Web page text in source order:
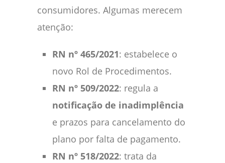
consumidores. Algumas merecem
atenção:
RN nº 465/2021: estabelece o
novo Rol de Procedimentos.
RN nº 509/2022: regula a
notificação de inadimplência
e prazos para cancelamento do
plano por falta de pagamento.
RN nº 518/2022: trata da